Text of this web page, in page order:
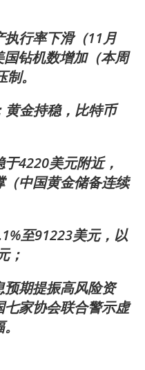
执行率下滑（11月
钻机数增加（本周
制。
黄金持稳，比特币
4220美元附近，
中国黄金储备连续
至91223美元，以
；
期提振高风险资
家协会联合警示虚